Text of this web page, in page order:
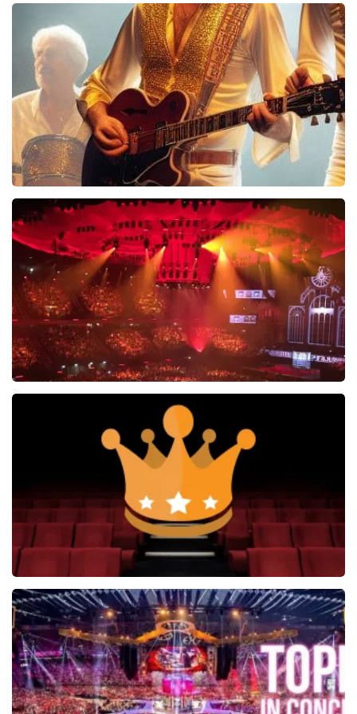
40 45 De Musical
2588+reviews
BEKIJKEN
Bee Gees Forever
845+reviews
BEKIJKEN
Vrienden Van Amstel Live
1252+reviews
BEKIJKEN
Soldaat van Oranje
6649+reviews
BEKIJKEN